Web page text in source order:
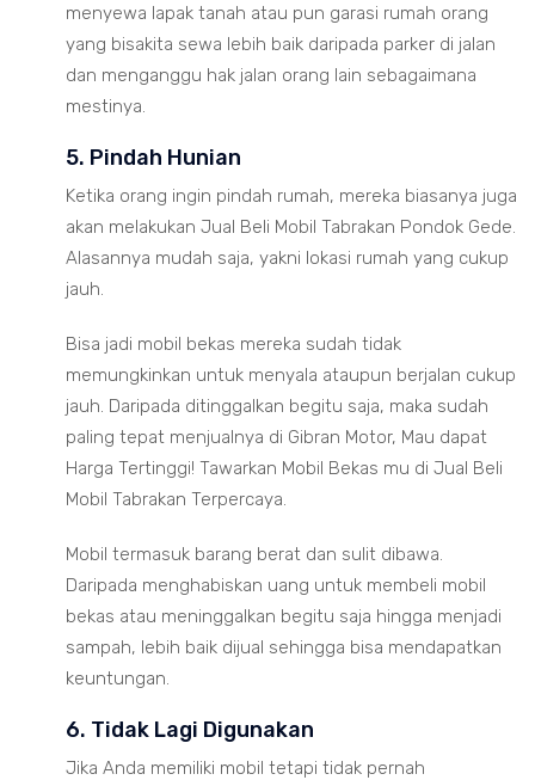
menyewa lapak tanah atau pun garasi rumah orang
yang bisakita sewa lebih baik daripada parker di jalan
dan menganggu hak jalan orang lain sebagaimana
mestinya.
5. Pindah Hunian
Ketika orang ingin pindah rumah, mereka biasanya juga
akan melakukan Jual Beli Mobil Tabrakan Pondok Gede.
Alasannya mudah saja, yakni lokasi rumah yang cukup
jauh.
Bisa jadi mobil bekas mereka sudah tidak
memungkinkan untuk menyala ataupun berjalan cukup
jauh. Daripada ditinggalkan begitu saja, maka sudah
paling tepat menjualnya di Gibran Motor, Mau dapat
Harga Tertinggi! Tawarkan Mobil Bekas mu di Jual Beli
Mobil Tabrakan Terpercaya.
Mobil termasuk barang berat dan sulit dibawa.
Daripada menghabiskan uang untuk membeli mobil
bekas atau meninggalkan begitu saja hingga menjadi
sampah, lebih baik dijual sehingga bisa mendapatkan
keuntungan.
6. Tidak Lagi Digunakan
Jika Anda memiliki mobil tetapi tidak pernah